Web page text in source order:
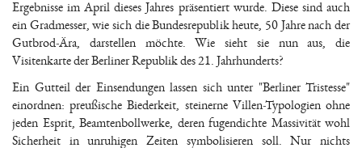
Ergebnisse im April dieses Jahres präsentiert wurde. Diese sind auch
ein Gradmesser, wie sich die Bundesrepublik heute, 50 Jahre nach der
Gutbrod-Ära, darstellen möchte. Wie sieht sie nun aus, die
Visitenkarte der Berliner Republik des 21. Jahrhunderts?
Ein Gutteil der Einsendungen lassen sich unter "Berliner Tristesse"
einordnen: preußische Biederkeit, steinerne Villen-Typologien ohne
jeden Esprit, Beamtenbollwerke, deren fugendichte Massivität wohl
Sicherheit in unruhigen Zeiten symbolisieren soll. Nur nichts